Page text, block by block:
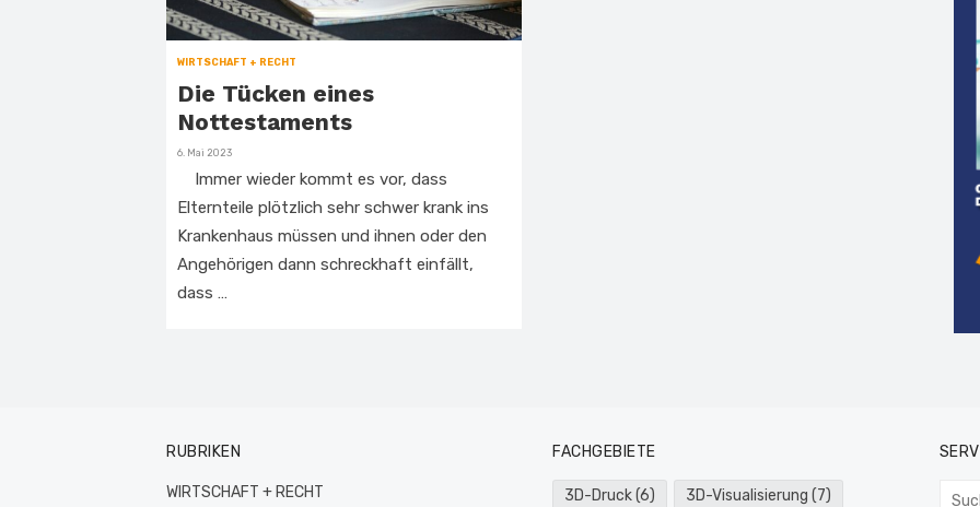
WIRTSCHAFT + RECHT
Die Tücken eines
Nottestaments
Veröffentlicht
6. Mai 2023
Immer wieder kommt es vor, dass
Elternteile plötzlich sehr schwer krank ins
Krankenhaus müssen und ihnen oder den
Angehörigen dann schreckhaft einfällt,
dass …
RUBRIKEN
WIRTSCHAFT + RECHT
FACHGEBIETE
3D-Druck(6) 3D-Visualisierung (7)